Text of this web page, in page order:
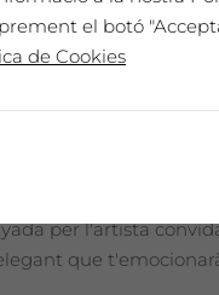
El nostre millor vi,
per l'artista
que
el botó
de Cookies